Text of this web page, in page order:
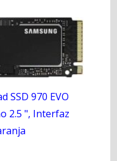
SSD 970 EVO
2.5 ", Interfaz